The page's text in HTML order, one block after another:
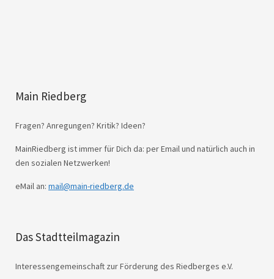
Main Riedberg
Fragen? Anregungen? Kritik? Ideen?
MainRiedberg ist immer für Dich da: per Email und natürlich auch in
den sozialen Netzwerken!
eMail an: mail@main-riedberg.de
Das Stadtteilmagazin
Interessengemeinschaft zur Förderung des Riedberges e.V.